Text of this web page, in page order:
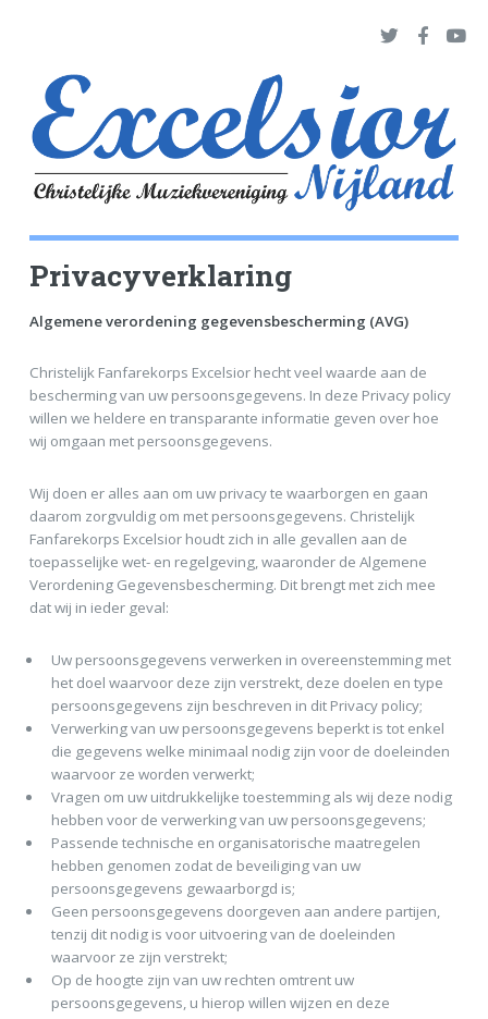
Privacyverklaring
Algemene verordening gegevensbescherming (AVG)
Christelijk Fanfarekorps Excelsior hecht veel waarde aan de
bescherming van uw persoonsgegevens. In deze Privacy policy
willen we heldere en transparante informatie geven over hoe
wij omgaan met persoonsgegevens.
Wij doen er alles aan om uw privacy te waarborgen en gaan
daarom zorgvuldig om met persoonsgegevens. Christelijk
Fanfarekorps Excelsior houdt zich in alle gevallen aan de
toepasselijke wet- en regelgeving, waaronder de Algemene
Verordening Gegevensbescherming. Dit brengt met zich mee
dat wij in ieder geval:
Uw persoonsgegevens verwerken in overeenstemming met
het doel waarvoor deze zijn verstrekt, deze doelen en type
persoonsgegevens zijn beschreven in dit Privacy policy;
Verwerking van uw persoonsgegevens beperkt is tot enkel
die gegevens welke minimaal nodig zijn voor de doeleinden
waarvoor ze worden verwerkt;
Vragen om uw uitdrukkelijke toestemming als wij deze nodig
hebben voor de verwerking van uw persoonsgegevens;
Passende technische en organisatorische maatregelen
hebben genomen zodat de beveiliging van uw
persoonsgegevens gewaarborgd is;
Geen persoonsgegevens doorgeven aan andere partijen,
tenzij dit nodig is voor uitvoering van de doeleinden
waarvoor ze zijn verstrekt;
Op de hoogte zijn van uw rechten omtrent uw
persoonsgegevens, u hierop willen wijzen en deze